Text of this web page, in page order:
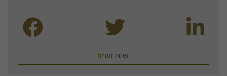
Imprimer